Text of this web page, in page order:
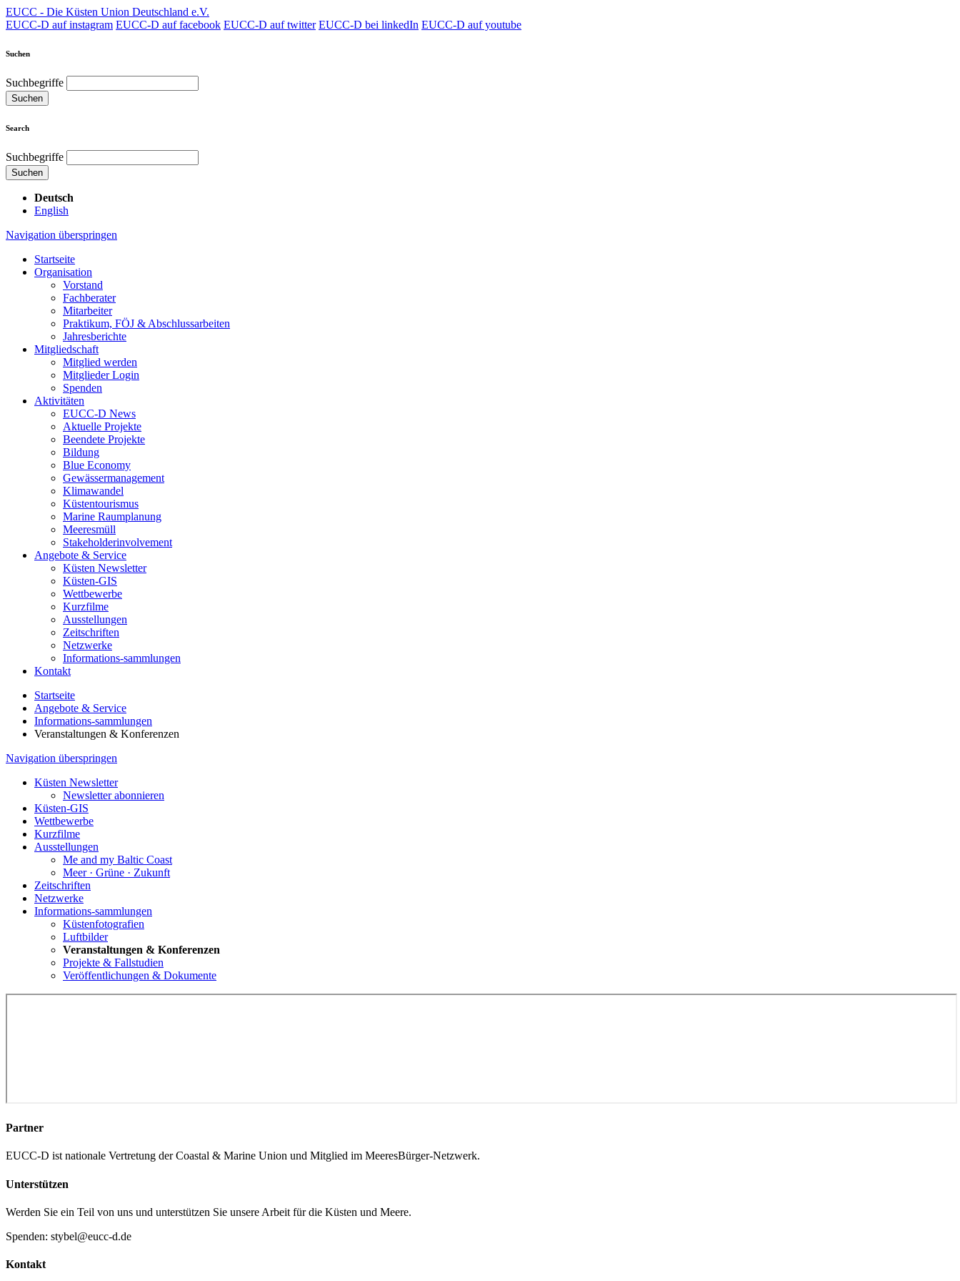
EUCC - Die Küsten Union Deutschland e.V.
EUCC-D auf instagram EUCC-D auf facebook EUCC-D auf twitter EUCC-D bei linkedIn EUCC-D auf youtube
Suchen
Suchbegriffe
Suchen
Search
Suchbegriffe
Suchen
Deutsch
English
Navigation überspringen
Startseite
Organisation
Vorstand
Fachberater
Mitarbeiter
Praktikum, FÖJ & Abschlussarbeiten
Jahresberichte
Mitgliedschaft
Mitglied werden
Mitglieder Login
Spenden
Aktivitäten
EUCC-D News
Aktuelle Projekte
Beendete Projekte
Bildung
Blue Economy
Gewässermanagement
Klimawandel
Küstentourismus
Marine Raumplanung
Meeresmüll
Stakeholderinvolvement
Angebote & Service
Küsten Newsletter
Küsten-GIS
Wettbewerbe
Kurzfilme
Ausstellungen
Zeitschriften
Netzwerke
Informations-sammlungen
Kontakt
Startseite
Angebote & Service
Informations-sammlungen
Veranstaltungen & Konferenzen
Navigation überspringen
Küsten Newsletter
Newsletter abonnieren
Küsten-GIS
Wettbewerbe
Kurzfilme
Ausstellungen
Me and my Baltic Coast
Meer · Grüne · Zukunft
Zeitschriften
Netzwerke
Informations-sammlungen
Küstenfotografien
Luftbilder
Veranstaltungen & Konferenzen
Projekte & Fallstudien
Veröffentlichungen & Dokumente
Partner
EUCC-D ist nationale Vertretung der Coastal & Marine Union und Mitglied im MeeresBürger-Netzwerk.
Unterstützen
Werden Sie ein Teil von uns und unterstützen Sie unsere Arbeit für die Küsten und Meere.
Spenden: stybel@eucc-d.de
Kontakt